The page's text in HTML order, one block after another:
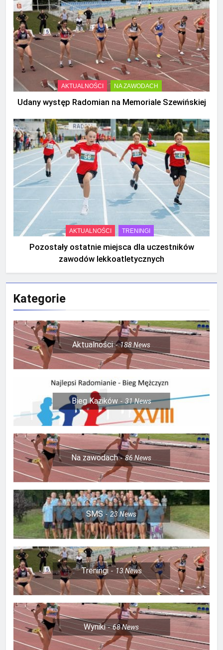
AKTUALNOŚCI NA ZAWODACH
Udany występ Radomian na Memoriale Szewińskiej
AKTUALNOŚCI TRENINGI
Pozostały ostatnie miejsca dla uczestników
zawodów lekkoatletycznych
Kategorie
Aktualności 188News
Bieg Kazików 31News
Na zawodach 86News
SMS 23News
Treningi 13News
Wyniki 68News